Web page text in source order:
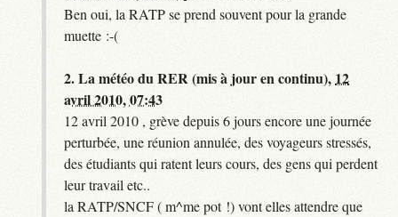
Ben oui, la RATP se prend souvent pour la grande
muette :-(
2.La météo du RER (mis à jour en continu), 12
avril 2010, 07:43
12 avril 2010 , grève depuis 6 jours encore une journée
perturbée, une réunion annulée, des voyageurs stressés,
des étudiants qui ratent leurs cours, des gens qui perdent
leur travail etc..
la RATP/SNCF ( m^me pot !) vont elles attendre que